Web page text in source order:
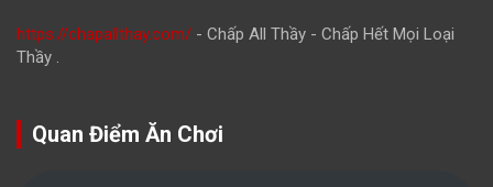
https://chapallthay.com/ - Chấp All Thầy - Chấp Hết Mọi Loại
Thầy .
Quan Điểm Ăn Chơi